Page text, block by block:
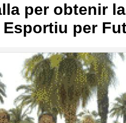
per obtenir
Esportiu per